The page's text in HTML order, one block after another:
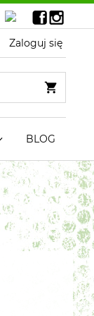
Zaloguj się
BLOG